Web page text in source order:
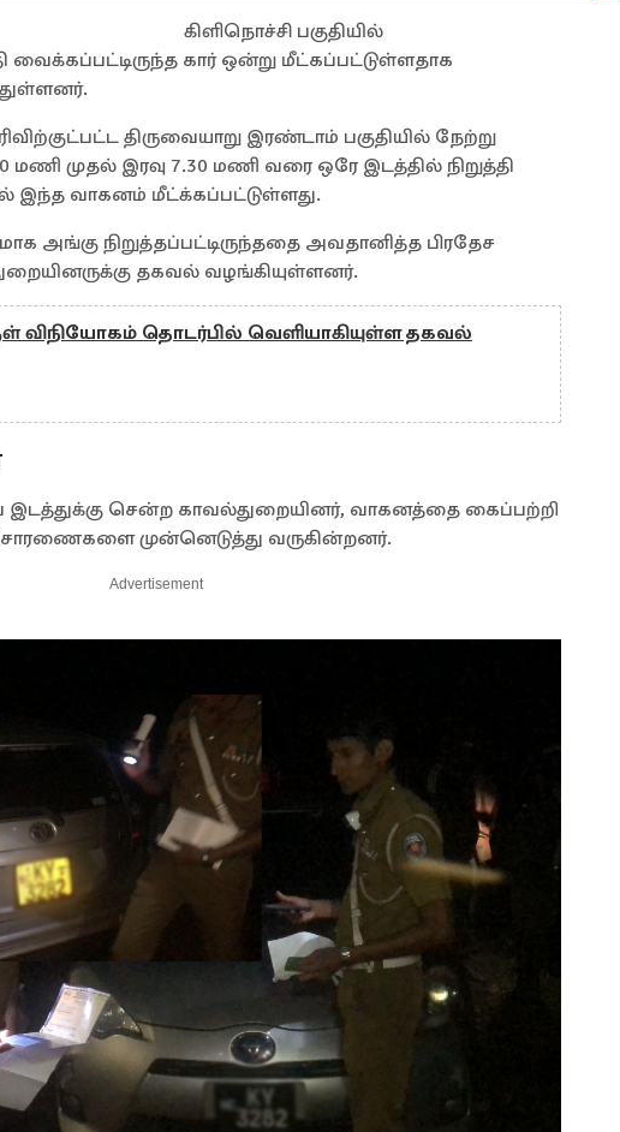
கிளிநொச்சி பகுதியில்
வைக்கப்பட்டிருந்த கார் ஒன்று மீட்கப்பட்டுள்ளதாக
திருவையாறு இரண்டாம் பகுதியில் நேற்று
மணி முதல் இரவு 7.30 மணி வரை ஒரே இடத்தில் நிறுத்தி
இந்த வாகனம் மீட்க்கப்பட்டுள்ளது.
அங்கு நிறுத்தப்பட்டிருந்ததை அவதானித்த பிரதேச
தகவல் வழங்கியுள்ளனர்.
விநியோகம் தொடர்பில் வெளியாகியுள்ள தகவல்
சென்ற காவல்துறையினர், வாகனத்தை கைப்பற்றி
முன்னெடுத்து வருகின்றனர்.
Advertisement